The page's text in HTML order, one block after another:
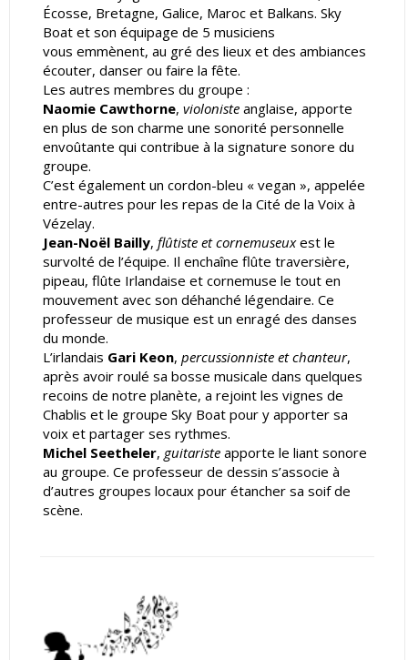
Écosse, Bretagne, Galice, Maroc et Balkans. Sky
Boat et son équipage de 5 musiciens
vous emmènent, au gré des lieux et des ambiances
écouter, danser ou faire la fête.
Les autres membres du groupe :
Naomie Cawthorne,violoniste anglaise, apporte
en plus de son charme une sonorité personnelle
envoûtante qui contribue à la signature sonore du
groupe.
C’est également un cordon-bleu « vegan », appelée
entre-autres pour les repas de la Cité de la Voix à
Vézelay.
Jean-Noël Bailly,flûtiste et cornemuseuxest le
survolté de l’équipe. Il enchaîne flûte traversière,
pipeau, flûte Irlandaise et cornemuse le tout en
mouvement avec son déhanché légendaire. Ce
professeur de musique est un enragé des danses
du monde.
L’irlandais Gari Keon,percussionniste et chanteur,
après avoir roulé sa bosse musicale dans quelques
recoins de notre planète, a rejoint les vignes de
Chablis et le groupe Sky Boat pour y apporter sa
voix et partager ses rythmes.
Michel Seetheler, guitariste apporte le liant sonore
au groupe. Ce professeur de dessin s’associe à
d’autres groupes locaux pour étancher sa soif de
scène.